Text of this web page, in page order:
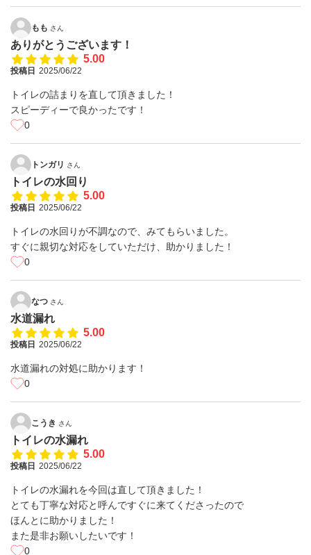
もも さん
ありがとうございます！
5.00
投稿日 2025/06/22
トイレの詰まりを直して頂きました！
スピーディーで良かったです！
0
トンガリ さん
トイレの水回り
5.00
投稿日 2025/06/22
トイレの水回りが不調なので、みてもらいました。
すぐに親切な対応をしていただけ、助かりました！
0
なつ さん
水道漏れ
5.00
投稿日 2025/06/22
水道漏れの対処に助かります！
0
こうき さん
トイレの水漏れ
5.00
投稿日 2025/06/22
トイレの水漏れを今回は直して頂きました！
とても丁寧な対応と呼んですぐに来てくださったので
ほんとに助かりました！
また是非お願いしたいです！
0